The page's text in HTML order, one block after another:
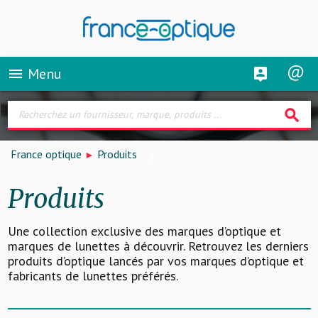
menu Menu
search
France optique Produits
Produits
Une collection exclusive des marques d’optique et
marques de lunettes à découvrir. Retrouvez les derniers
produits d’optique lancés par vos marques d’optique et
fabricants de lunettes préférés.